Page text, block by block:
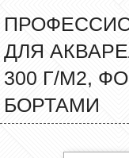
ДЛЯ
300 Г/М2,
БОРТАМИ